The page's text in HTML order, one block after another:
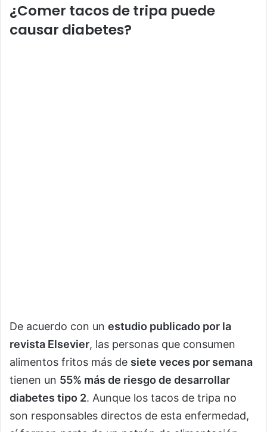
¿Comer tacos de tripa puede
causar diabetes?
De acuerdo con un estudio publicado por la
revista Elsevier, las personas que consumen
alimentos fritos más de siete veces por semana
tienen un 55% más de riesgo de desarrollar
diabetes tipo 2. Aunque los tacos de tripa no
son responsables directos de esta enfermedad,